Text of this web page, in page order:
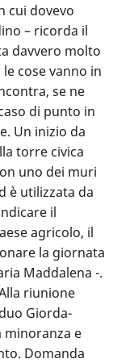
cui dovevo
– ricorda il
davvero molto
cose vanno in
se ne
di punto in
Un inizio da
torre civica
uno dei muri
è utilizzata da
il
agricolo, il
la giornata
Maddalena -.
riunione
Giorda-
minoranza e
Domanda